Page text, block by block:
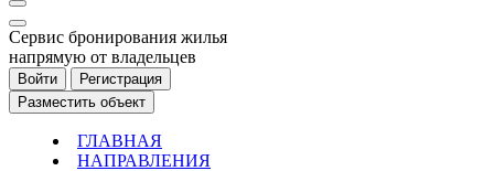
Cервис бронирования жилья
напрямую от владельцев
Войти
Регистрация
Разместить объект
ГЛАВНАЯ
НАПРАВЛЕНИЯ